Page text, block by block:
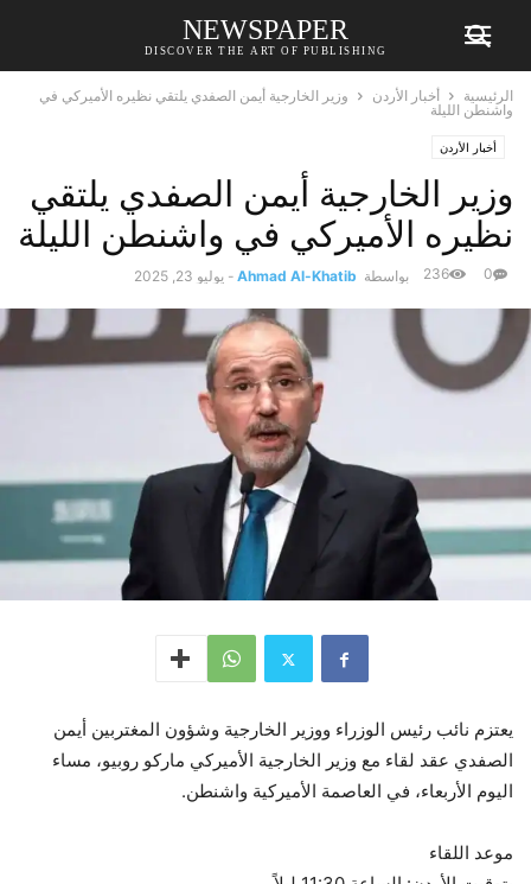
NEWSPAPER
DISCOVER THE ART OF PUBLISHING
الرئيسية أخبار الأردن
وزير الخارجية أيمن الصفدي يلتقي نظيره الأميركي في
واشنطن الليلة
أخبار الأردن
وزير الخارجية أيمن الصفدي يلتقي
نظيره الأميركي في واشنطن الليلة
بواسطة Ahmad Al-Khatib
- يوليو 23, 2025 0
236
يعتزم نائب رئيس الوزراء ووزير الخارجية وشؤون المغتربين أيمن
الصفدي عقد لقاء مع وزير الخارجية الأميركي ماركو روبيو، مساء
اليوم الأربعاء، في العاصمة الأميركية واشنطن.
موعد اللقاء